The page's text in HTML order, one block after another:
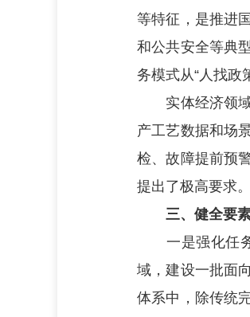
等特征，是推进
和公共安全等典
务模式从“人找政
实体经济领域
产工艺数据和场
检、故障提前预
提出了极高要求
三、健全要素
一是强化任务
域，建设一批面
体系中，除传统